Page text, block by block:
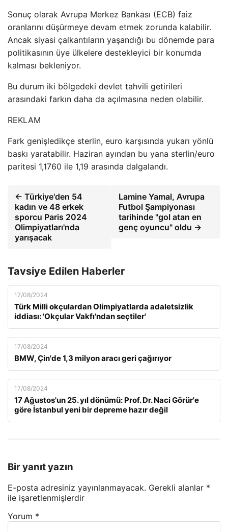
Sonuç olarak Avrupa Merkez Bankası (ECB) faiz
oranlarını düşürmeye devam etmek zorunda kalabilir.
Ancak siyasi çalkantıların yaşandığı bu dönemde para
politikasının üye ülkelere destekleyici bir konumda
kalması bekleniyor.
Bu durum iki bölgedeki devlet tahvili getirileri
arasındaki farkın daha da açılmasına neden olabilir.
REKLAM
Fark genişledikçe sterlin, euro karşısında yukarı yönlü
baskı yaratabilir. Haziran ayından bu yana sterlin/euro
paritesi 1,1760 ile 1,19 arasında dalgalandı.
← Türkiye'den 54
kadın ve 48 erkek
sporcu Paris 2024
Olimpiyatları'nda
yarışacak
Lamine Yamal, Avrupa
Futbol Şampiyonası
tarihinde "gol atan en
genç oyuncu" oldu →
Tavsiye Edilen Haberler
17/08/2024
Türk Milli okçulardan Olimpiyatlarda adaletsizlik
iddiası: 'Okçular Vakfı'ndan seçtiler'
17/08/2024
BMW, Çin'de 1,3 milyon aracı geri çağırıyor
17/08/2024
17 Ağustos'un 25. yıl dönümü: Prof. Dr. Naci Görür'e
göre İstanbul yeni bir depreme hazır değil
Bir yanıt yazın
E-posta adresiniz yayınlanmayacak. Gerekli alanlar *
ile işaretlenmişlerdir
Yorum *